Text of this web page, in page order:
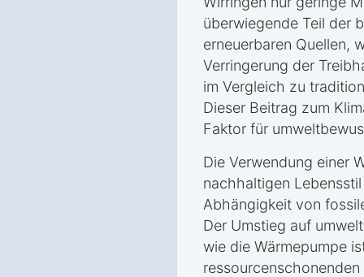
überwiegende Teil der
erneuerbaren Quellen,
Verringerung der
im Vergleich zu
Dieser Beitrag zum
Faktor für
Die Verwendung einer
nachhaltigen
Abhängigkeit von
Der Umstieg auf
wie die Wärmepumpe